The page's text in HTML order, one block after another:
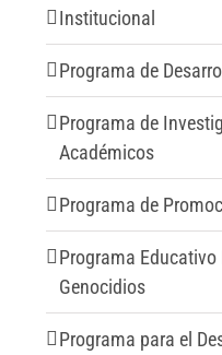
Institucional
Programa de
Programa de
Académicos
Programa de
Programa
Genocidios
Programa para el